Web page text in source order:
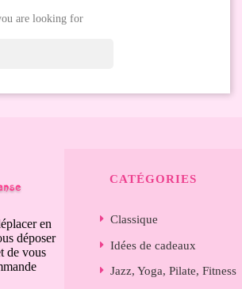
are looking for
en
déposer
de vous
CATÉGORIES
Classique
Idées de cadeaux
Jazz, Yoga, Pilate, Fitness